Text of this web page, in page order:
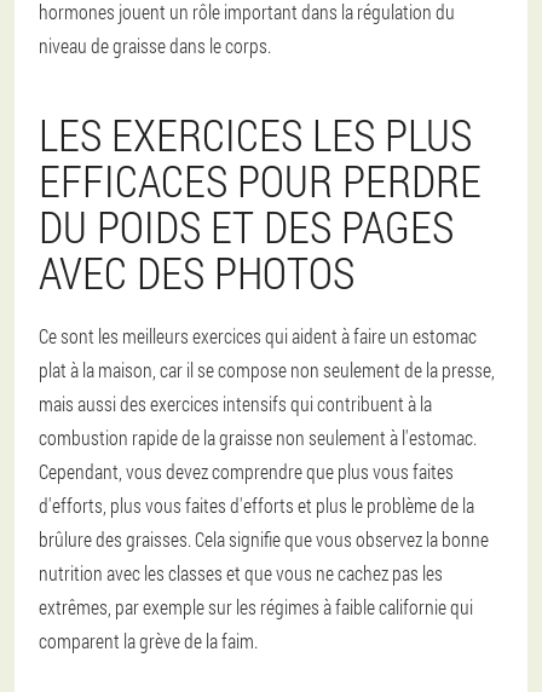
hormones jouent un rôle important dans la régulation du
niveau de graisse dans le corps.
LES EXERCICES LES PLUS
EFFICACES POUR PERDRE
DU POIDS ET DES PAGES
AVEC DES PHOTOS
Ce sont les meilleurs exercices qui aident à faire un estomac
plat à la maison, car il se compose non seulement de la presse,
mais aussi des exercices intensifs qui contribuent à la
combustion rapide de la graisse non seulement à l'estomac.
Cependant, vous devez comprendre que plus vous faites
d'efforts, plus vous faites d'efforts et plus le problème de la
brûlure des graisses. Cela signifie que vous observez la bonne
nutrition avec les classes et que vous ne cachez pas les
extrêmes, par exemple sur les régimes à faible californie qui
comparent la grève de la faim.